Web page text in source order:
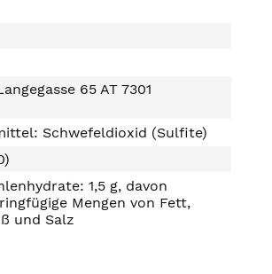
65 AT 7301
Schwefeldioxid (Sulfite)
1,5 g, davon
Mengen von Fett,
und Salz